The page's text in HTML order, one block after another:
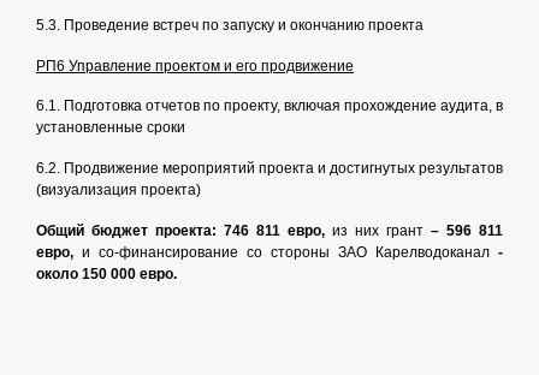
5.3. Проведение встреч по запуску и окончанию проекта
РП6 Управление проектом и его продвижение
6.1. Подготовка отчетов по проекту, включая прохождение аудита, в
установленные сроки
6.2. Продвижение мероприятий проекта и достигнутых результатов
(визуализация проекта)
Общий бюджет проекта: 746 811 евро, из них грант – 596 811
евро, и со-финансирование со стороны ЗАО Карелводоканал -
около 150 000 евро.